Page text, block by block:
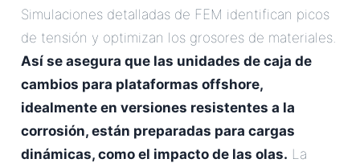
Simulaciones detalladas de FEM identifican picos
de tensión y optimizan los grosores de materiales.
Así se asegura que las unidades de caja de
cambios para plataformas offshore,
idealmente en versiones resistentes a la
corrosión, están preparadas para cargas
dinámicas, como el impacto de las olas. La